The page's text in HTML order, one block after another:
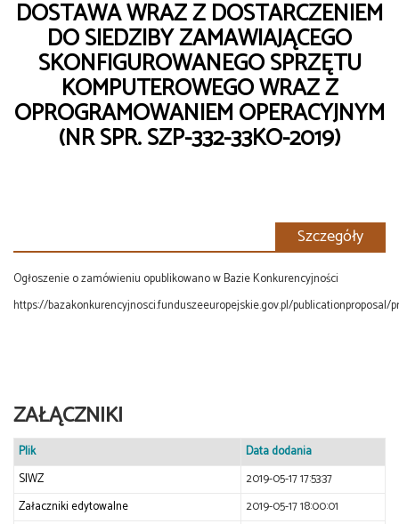
DOSTAWA WRAZ Z DOSTARCZENIEM
DO SIEDZIBY ZAMAWIAJĄCEGO
SKONFIGUROWANEGO SPRZĘTU
KOMPUTEROWEGO WRAZ Z
OPROGRAMOWANIEM OPERACYJNYM
(NR SPR. SZP-332-33KO-2019)
Szczegóły
Ogłoszenie o zamówieniu opublikowano w Bazie Konkurencyjności
https://bazakonkurencyjnosci.funduszeeuropejskie.gov.pl/publicationproposal/
ZAŁĄCZNIKI
Plik
Data dodania
SIWZ
2019-05-17 17:53:37
Załaczniki edytowalne
2019-05-17 18:00:01